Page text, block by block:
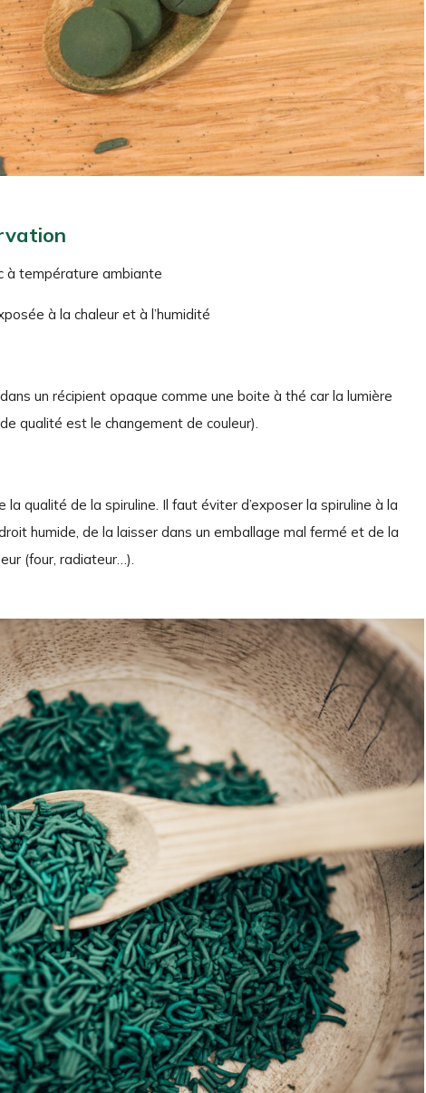
à température ambiante
à la chaleur et à l’humidité
un récipient opaque comme une boite à thé car la lumière
qualité est le changement de couleur).
qualité de la spiruline. Il faut éviter d’exposer la spiruline à la
humide, de la laisser dans un emballage mal fermé et de la
(four, radiateur…).